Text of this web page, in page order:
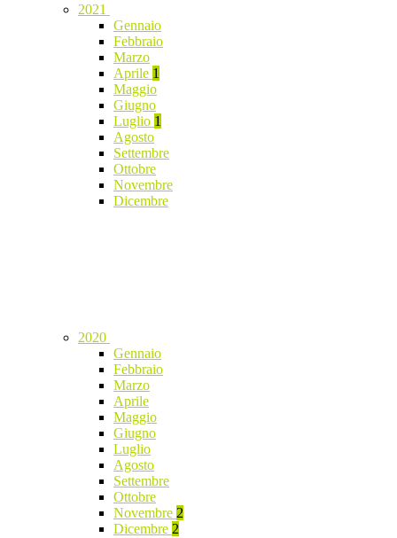
2021
Gennaio
Febbraio
Marzo
Aprile 1
Maggio
Giugno
Luglio 1
Agosto
Settembre
Ottobre
Novembre
Dicembre
2020
Gennaio
Febbraio
Marzo
Aprile
Maggio
Giugno
Luglio
Agosto
Settembre
Ottobre
Novembre 2
Dicembre 2